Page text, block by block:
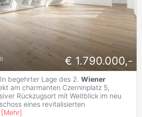
€ 1.790.000,-
begehrter Lage des 2. Wiener
am charmanten Czerninplatz 5,
Rückzugsort mit Weitblick im neu
eines revitalisierten
[Mehr]